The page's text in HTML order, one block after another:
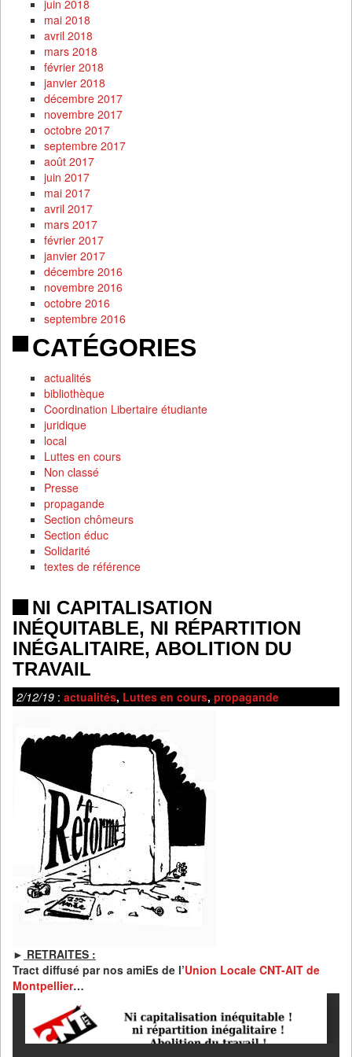
juin 2018
mai 2018
avril 2018
mars 2018
février 2018
janvier 2018
décembre 2017
novembre 2017
octobre 2017
septembre 2017
août 2017
juin 2017
mai 2017
avril 2017
mars 2017
février 2017
janvier 2017
décembre 2016
novembre 2016
octobre 2016
septembre 2016
CATÉGORIES
actualités
bibliothèque
Coordination Libertaire étudiante
juridique
local
Luttes en cours
Non classé
Presse
propagande
Section chômeurs
Section éduc
Solidarité
textes de référence
NI CAPITALISATION
INÉQUITABLE, NI RÉPARTITION
INÉGALITAIRE, ABOLITION DU
TRAVAIL
2/12/19 : actualités, Luttes en cours, propagande
► RETRAITES :
Tract diffusé par nos amiEs de l’Union Locale CNT-AIT de
Montpellier…